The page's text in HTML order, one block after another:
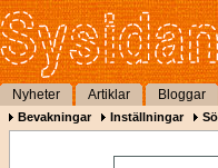
Nyheter Artiklar Bloggar
Bevakningar Inställningar